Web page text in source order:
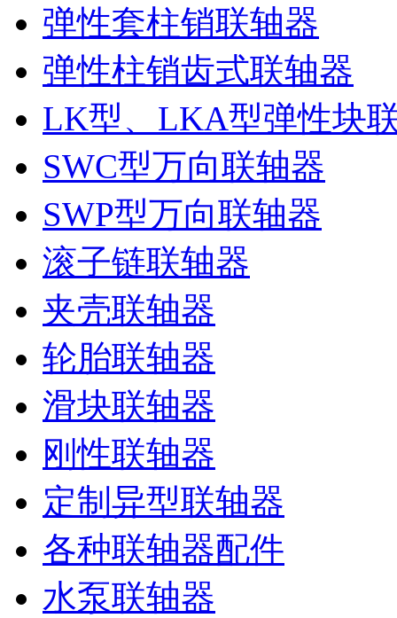
弹性套柱销联轴器
弹性柱销齿式联轴器
LK型、LKA型弹性块
SWC型万向联轴器
SWP型万向联轴器
滚子链联轴器
夹壳联轴器
轮胎联轴器
滑块联轴器
刚性联轴器
定制异型联轴器
各种联轴器配件
水泵联轴器